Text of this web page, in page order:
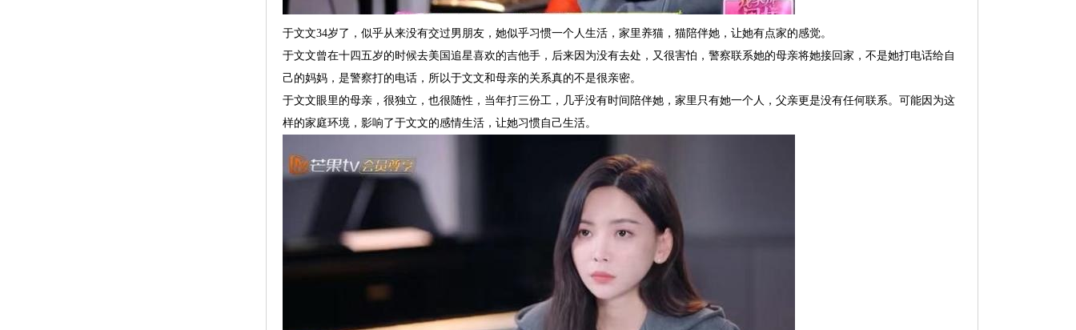
于文文34岁了，似乎从来没有交过男朋友，她似乎习惯一个人生活，家里养猫，猫陪伴她，让她有点家的感觉。
于文文曾在十四五岁的时候去美国追星喜欢的吉他手，后来因为没有去处，又很害怕，警察联系她的母亲将她接回家，不是她打电话给自
己的妈妈，是警察打的电话，所以于文文和母亲的关系真的不是很亲密。
于文文眼里的母亲，很独立，也很随性，当年打三份工，几乎没有时间陪伴她，家里只有她一个人，父亲更是没有任何联系。可能因为这
样的家庭环境，影响了于文文的感情生活，让她习惯自己生活。